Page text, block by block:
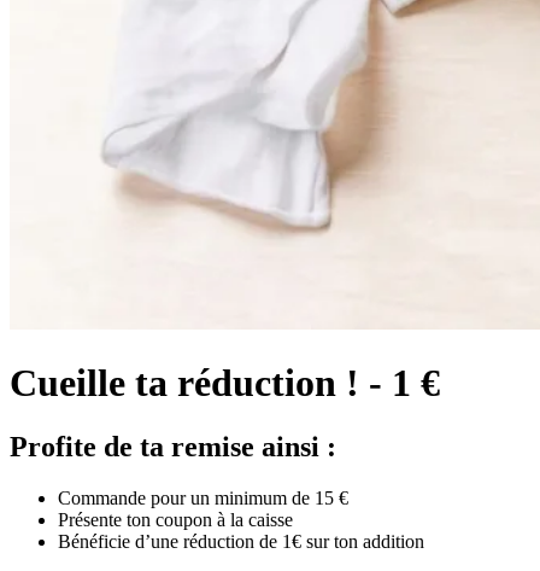
Cueille ta réduction ! - 1 €
Profite de ta remise ainsi :
Commande pour un minimum de 15 €
Présente ton coupon à la caisse
Bénéficie d’une réduction de 1€ sur ton addition